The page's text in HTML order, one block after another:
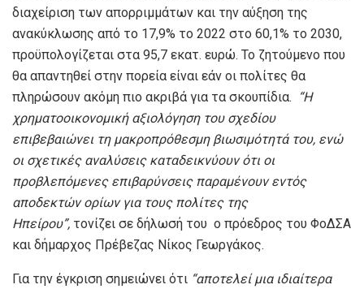
διαχείριση των απορριμμάτων και την αύξηση της
ανακύκλωσης από το 17,9% το 2022 στο 60,1% το 2030,
προϋπολογίζεται στα 95,7 εκατ. ευρώ. Το ζητούμενο που
θα απαντηθεί στην πορεία είναι εάν οι πολίτες θα
πληρώσουν ακόμη πιο ακριβά για τα σκουπίδια.
“Η
χρηματοοικονομική αξιολόγηση του σχεδίου
επιβεβαιώνει τη μακροπρόθεσμη βιωσιμότητά του, ενώ
οι σχετικές αναλύσεις καταδεικνύουν ότι οι
προβλεπόμενες επιβαρύνσεις παραμένουν εντός
αποδεκτών ορίων για τους πολίτες της
Ηπείρου”, τονίζει σε δήλωσή του ο πρόεδρος του ΦοΔΣΑ
και δήμαρχος Πρέβεζας Νίκος Γεωργάκος.
Για την έγκριση σημειώνει ότι “αποτελεί μια ιδιαίτερα